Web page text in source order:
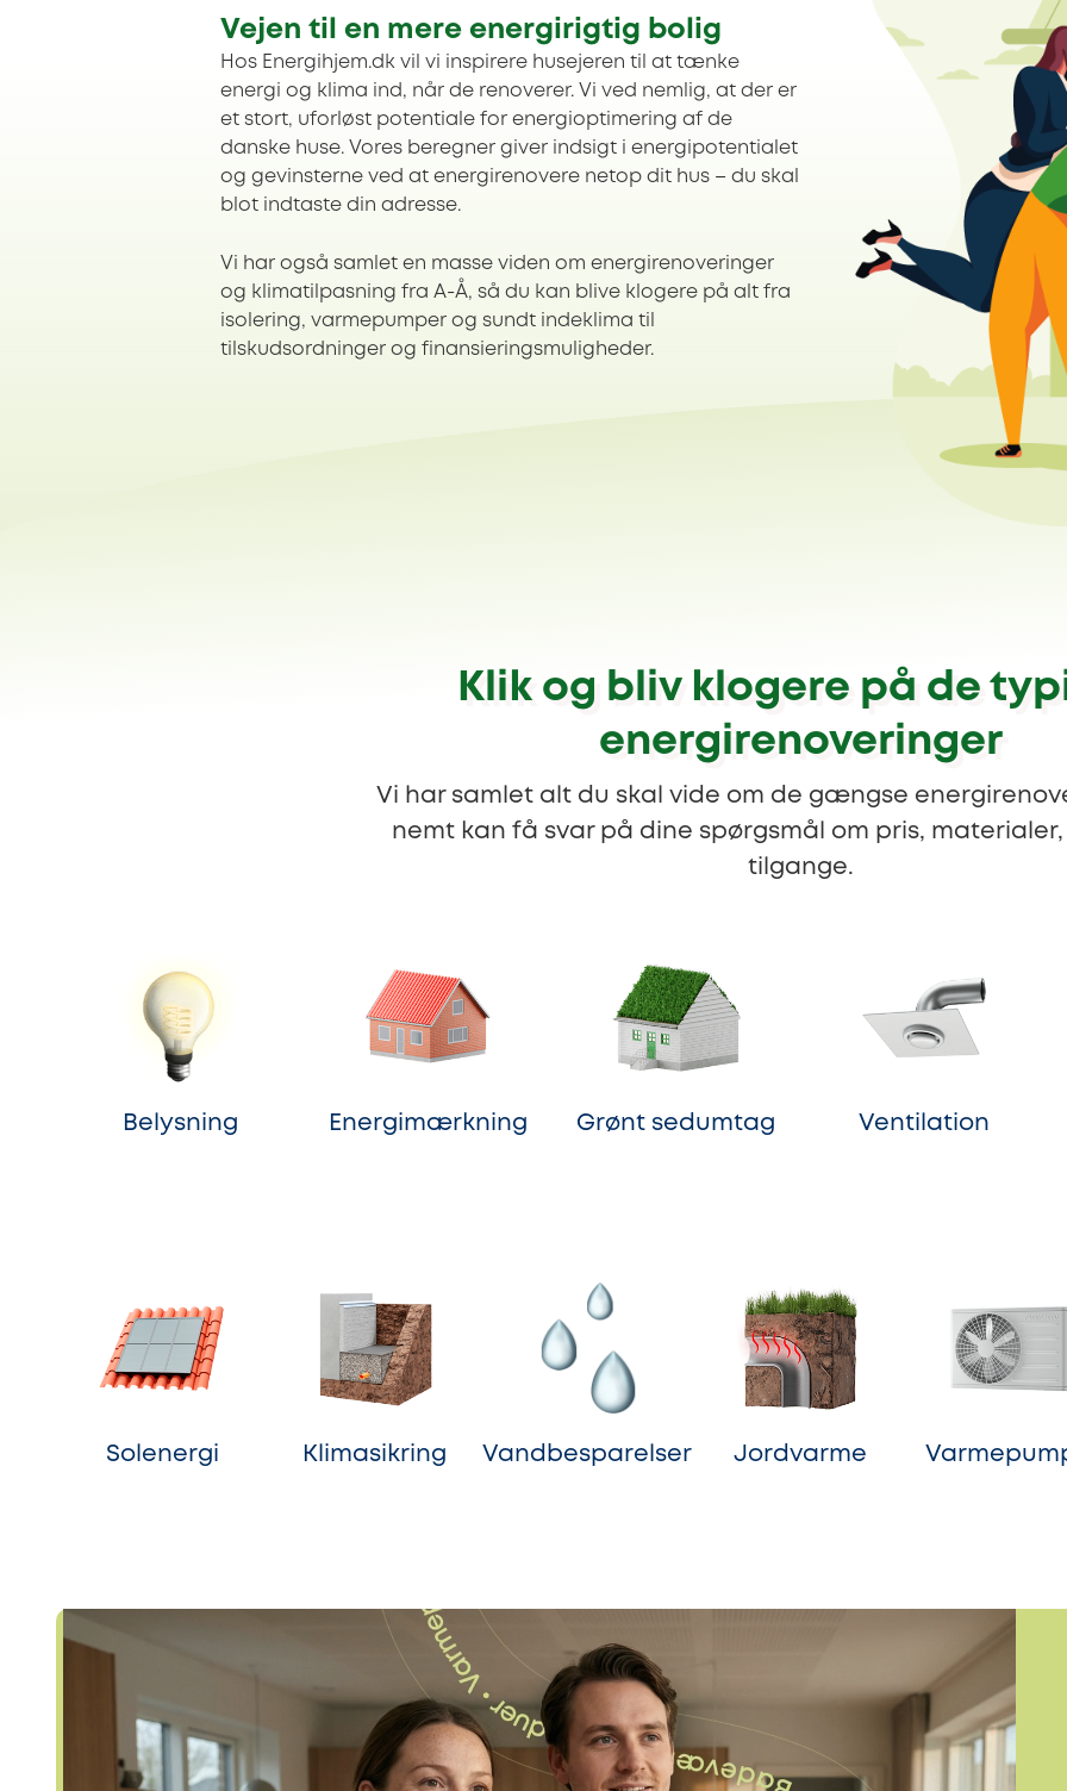
Vejen til en mere energirigtig bolig
Hos Energihjem.dk vil vi inspirere husejeren til at tænke
energi og klima ind, når de renoverer. Vi ved nemlig, at der er
et stort, uforløst potentiale for energioptimering af de
danske huse. Vores beregner giver indsigt i energipotentialet
og gevinsterne ved at energirenovere netop dit hus – du skal
blot indtaste din adresse.
Vi har også samlet en masse viden om energirenoveringer
og klimatilpasning fra A-Å, så du kan blive klogere på alt fra
isolering, varmepumper og sundt indeklima til
tilskudsordninger og finansieringsmuligheder.
Klik og bliv klogere på de
energirenoveringer
Vi har samlet alt du skal vide om de gængse
nemt kan få svar på dine spørgsmål om pris,
tilgange.
Belysning Energimærkning Grønt sedumtag Ventilation
Solenergi Klimasikring Vandbesparelser Jordvarme